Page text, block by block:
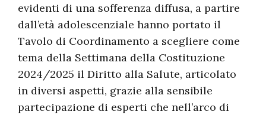
evidenti di una sofferenza diffusa, a partire
dall’età adolescenziale hanno portato il
Tavolo di Coordinamento a scegliere come
tema della Settimana della Costituzione
2024/2025 il Diritto alla Salute, articolato
in diversi aspetti, grazie alla sensibile
partecipazione di esperti che nell’arco di